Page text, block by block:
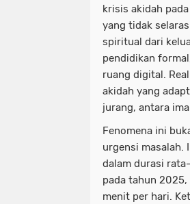
krisis akidah
yang tidak
spiritual dari
pendidikan
ruang digital.
akidah yang
jurang, antara
Fenomena ini
urgensi masalah.
dalam durasi
pada tahun
menit per hari.